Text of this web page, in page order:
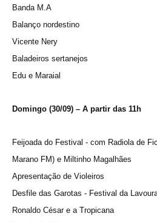
Banda M.A
Balanço nordestino
Vicente Nery
Baladeiros sertanejos
Edu e Maraial
Domingo (30/09) – A partir das 11h
Feijoada do Festival - com Radiola de
Marano FM) e Miltinho Magalhães
Apresentação de Violeiros
Desfile das Garotas - Festival da
Ronaldo César e a Tropicana